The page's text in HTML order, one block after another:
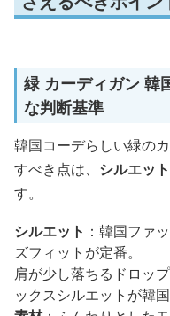
緑 カーディガン 韓
な判断基準
韓国コーデらしい緑の
すべき点は、 シルエッ
す。
シルエット ：韓国ファ
ズフィットが定番。
肩が少し落ちるドロッ
ックスシルエットが韓